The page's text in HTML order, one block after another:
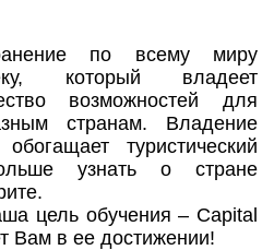
по всему миру
который владеет
возможностей для
странам. Владение
туристический
узнать о стране
цель обучения – Capital
Вам в ее достижении!